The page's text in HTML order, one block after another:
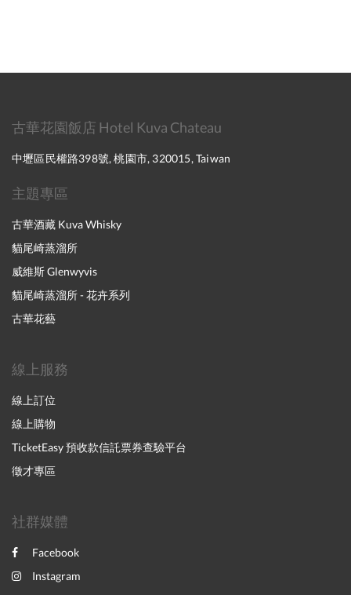
古華花園飯店 Hotel Kuva Chateau
中壢區民權路398號, 桃園市, 320015, Taiwan
主題專區
古華酒藏 Kuva Whisky
貓尾崎蒸溜所
威維斯 Glenwyvis
貓尾崎蒸溜所 - 花卉系列
古華花藝
線上服務
線上訂位
線上購物
TicketEasy 預收款信託票券查驗平台
徵才專區
社群媒體
Facebook
Instagram